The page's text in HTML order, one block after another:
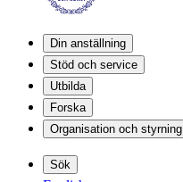
Din anställning
Stöd och service
Utbilda
Forska
Organisation och styrning
Sök